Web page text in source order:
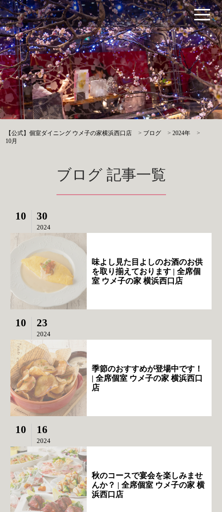
【公式】個室ダイニング ウメ子の家横浜西口店 > ブログ >2024年
>
10月
ブログ 記事一覧
10 30
2024
味よし見た目よしのお酒のお供
を取り揃えております | 全席個
室 ウメ子の家 横浜西口店
10 23
2024
季節のおすすめが登場中です！
| 全席個室 ウメ子の家 横浜西口
店
10 16
2024
秋のコースで宴会を楽しみませ
んか？ | 全席個室 ウメ子の家 横
浜西口店